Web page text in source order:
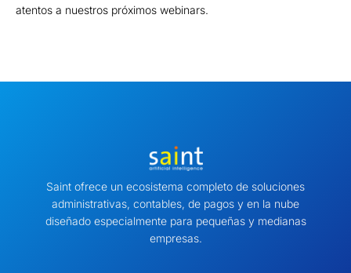
atentos a nuestros próximos webinars.
Saint ofrece un ecosistema completo de soluciones
administrativas, contables, de pagos y en la nube
diseñado especialmente para pequeñas y medianas
empresas.